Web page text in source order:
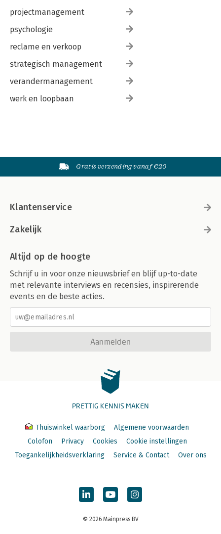
projectmanagement
psychologie
reclame en verkoop
strategisch management
verandermanagement
werk en loopbaan
Gratis verzending vanaf €20
Klantenservice
Zakelijk
Altijd op de hoogte
Schrijf u in voor onze nieuwsbrief en blijf up-to-date
met relevante interviews en recensies, inspirerende
events en de beste acties.
Aanmelden
PRETTIG KENNIS MAKEN
Thuiswinkel waarborg
Algemene voorwaarden
Colofon
Privacy Cookies
Cookie instellingen
Toegankelijkheidsverklaring
Service & Contact Over ons
© 2026 Mainpress BV